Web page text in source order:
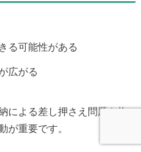
る可能性がある
広がる
による差し押さえ問題を抱
が重要です。